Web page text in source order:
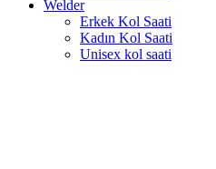
Welder
Erkek Kol Saati
Kadın Kol Saati
Unisex kol saati